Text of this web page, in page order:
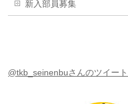
新入部員募集
@tkb_seinenbuさんのツイート